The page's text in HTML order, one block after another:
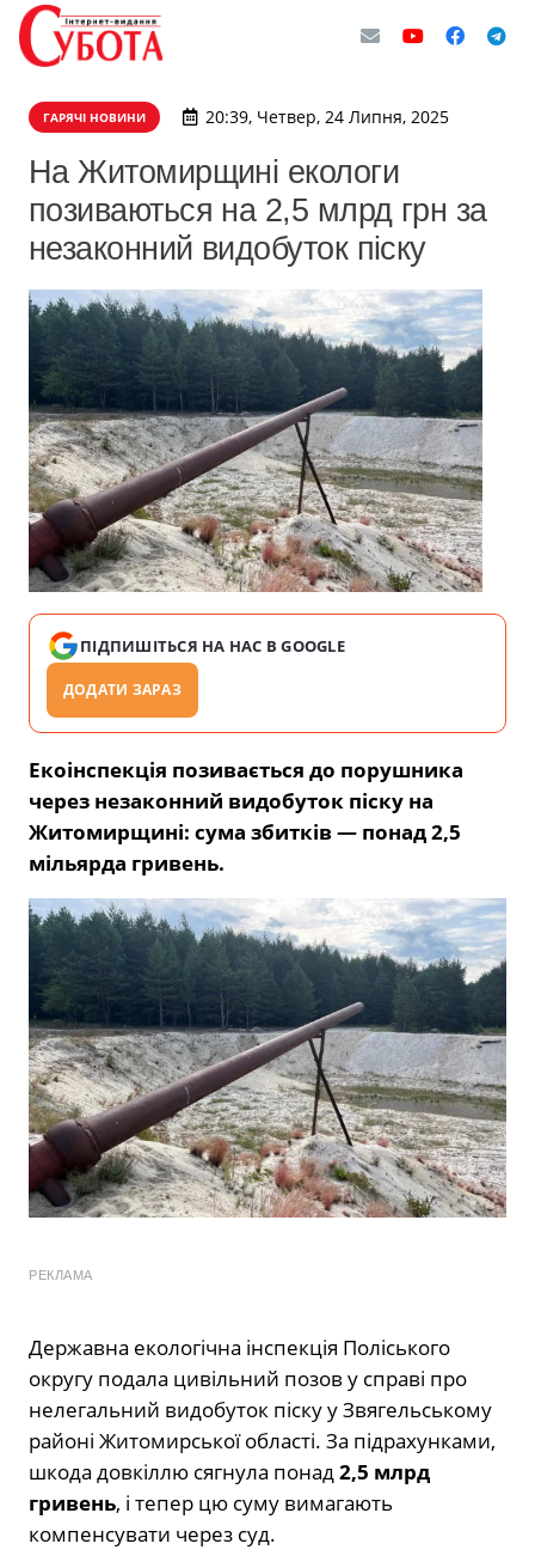
ГАРЯЧІ НОВИНИ 20:39, Четвер, 24 Липня, 2025
На Житомирщині екологи
позиваються на 2,5 млрд грн за
незаконний видобуток піску
ПІДПИШІТЬСЯ НА НАС В GOOGLE
ДОДАТИ ЗАРАЗ
Екоінспекція позивається до порушника
через незаконний видобуток піску на
Житомирщині: сума збитків — понад 2,5
мільярда гривень.
РЕКЛАМА
Державна екологічна інспекція Поліського
округу подала цивільний позов у справі про
нелегальний видобуток піску у Звягельському
районі Житомирської області. За підрахунками,
шкода довкіллю сягнула понад 2,5 млрд
гривень, і тепер цю суму вимагають
компенсувати через суд.